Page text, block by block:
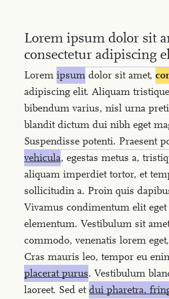
Lorem ipsum dolor sit
consectetur adipiscing
Loremipsum 1dolor sit amet,
adipiscing elit. Aliquam
bibendum varius, nisl urna
blandit dictum dui nibh eget
Suspendisse potenti. Praesent
vehicula, egestas metus a,
aliquam imperdiet tortor, et
sollicitudin a. Proin quis
Vivamus condimentum elit eget
elementum. Vestibulum sit
commodo, venenatis lorem
Cras mauris leo, tempor eu
placerat purus. Vestibulum
laoreet. Sed etdui pharetra,